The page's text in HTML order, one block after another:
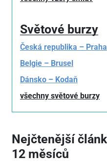
Světové burzy
Česká republika – Praha
Belgie – Brusel
Dánsko – Kodaň
všechny světové burzy
Nejčtenější
12 měsíců